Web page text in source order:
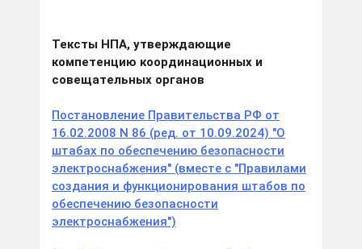
Тексты НПА, утверждающие
компетенцию координационных и
совещательных органов
Постановление Правительства РФ от
16.02.2008 N 86 (ред. от 10.09.2024) "О
штабах по обеспечению безопасности
электроснабжения" (вместе с "Правилами
создания и функционирования штабов по
обеспечению безопасности
электроснабжения")